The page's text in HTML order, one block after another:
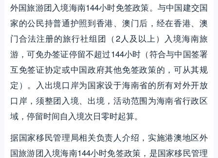
外国旅游团入境海南144小时免签政策。与中国建交国
家的公民持普通护照到香港、澳门后，经在香港、澳
门合法注册的旅行社组团（2人及以上）入境海南旅
游，可免办签证停留不超过144小时（符合与中国签署
互免签证协定或中国政府其他免签政策的，可从其规
定）。入出境口岸为国家设于海南省的所有对外开放
口岸，须整团入境、出境，活动范围为海南省行政区
域，停留时间自入境次日零时起算。
据国家移民管理局相关负责人介绍，实施港澳地区外
国旅游团入境海南144小时免签政策，是国家移民管理